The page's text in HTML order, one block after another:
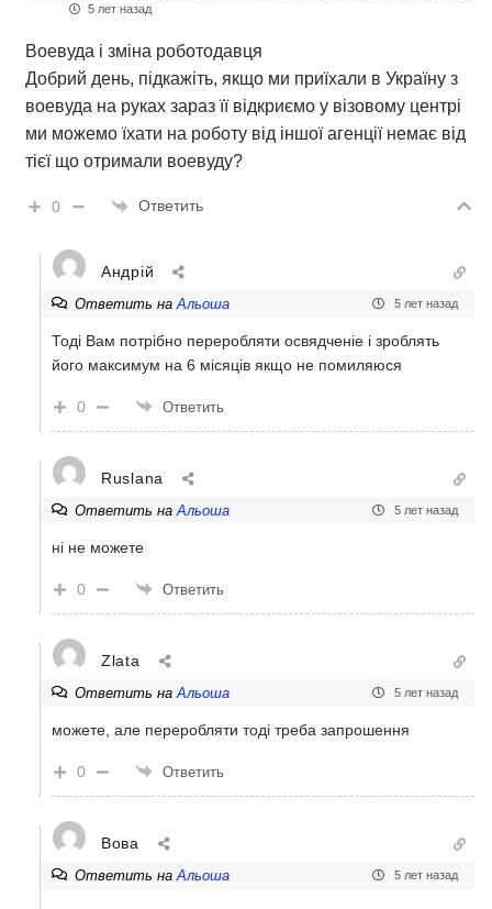
5 лет назад
Воевуда і зміна роботодавця
Добрий день, підкажіть, якщо ми приїхали в Україну з
воевуда на руках зараз її відкриємо у візовому центрі
ми можемо їхати на роботу від іншої агенції немає від
тієї що отримали воевуду?
0 Ответить
Андрій
Ответить на Альоша 5 лет назад
Тоді Вам потрібно переробляти освядченіе і зроблять
його максимум на 6 місяців якщо не помиляюся
0 Ответить
Ruslana
Ответить на Альоша 5 лет назад
ні не можете
0 Ответить
Zlata
Ответить на Альоша 5 лет назад
можете, але переробляти тоді треба запрошення
0 Ответить
Вова
Ответить на Альоша 5 лет назад